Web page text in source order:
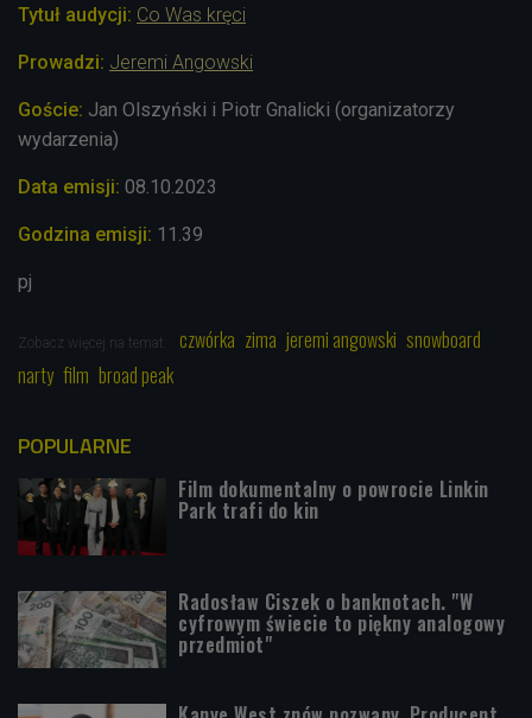
Tytuł audycji: Co Was kręci
Prowadzi: Jeremi Angowski
Goście: Jan Olszyński i Piotr Gnalicki (organizatorzy
wydarzenia)
Data emisji: 08 .10.2023
Godzina emisji: 11.39
pj
Zobacz więcej na temat: czwórka zima jeremi angowski snowboard
narty film broad peak
POPULARNE
Film dokumentalny o powrocie Linkin
Park trafi do kin
Radosław Ciszek o banknotach. "W
cyfrowym świecie to piękny analogowy
przedmiot"